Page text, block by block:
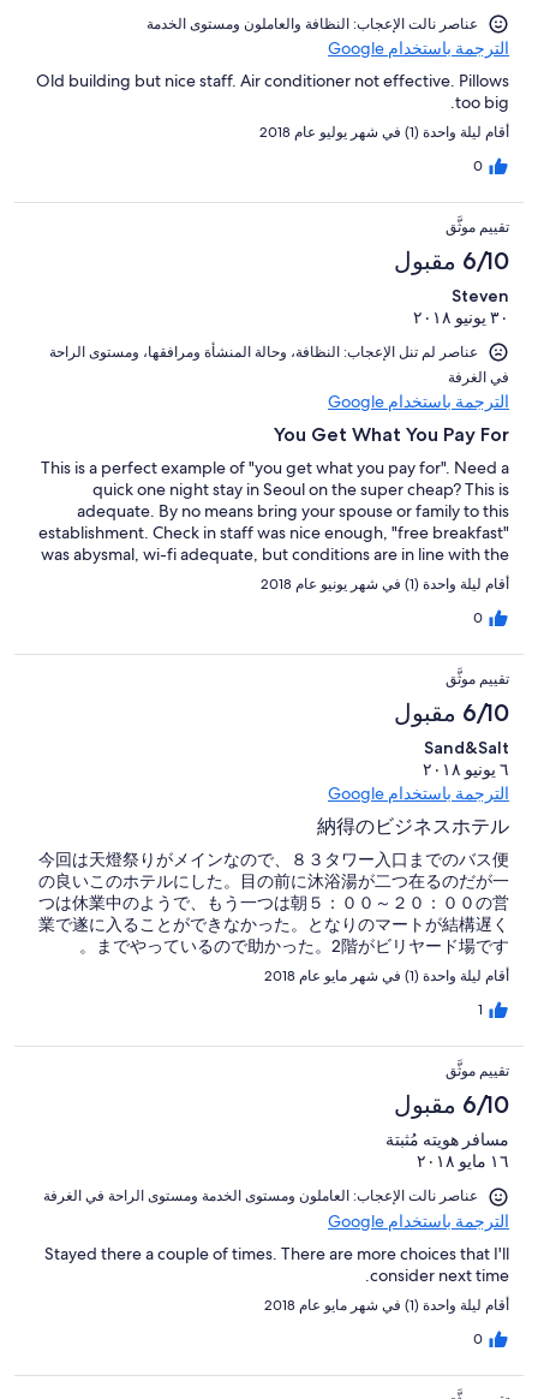
عناصر نالت الإعجاب: ⁦النظافة⁩ و⁦العاملون ومستوى الخدمة⁩
الترجمة باستخدام Google
Old building but nice staff. Air conditioner not effective. Pillows
too big.
أقام ليلة واحدة (1) في شهر يوليو عام 2018
0
تقييم موثَّق
6/10 مقبول
Steven
٣٠ يونيو ٢٠١٨
عناصر لم تنل الإعجاب: ⁦النظافة⁩، و⁦حالة المنشأة ومرافقها⁩، و⁦مستوى الراحة
في الغرفة⁩
الترجمة باستخدام Google
You Get What You Pay For
This is a perfect example of "you get what you pay for". Need a
quick one night stay in Seoul on the super cheap? This is
adequate. By no means bring your spouse or family to this
establishment. Check in staff was nice enough, "free breakfast"
was abysmal, wi-fi adequate, but conditions are in line with the
price.
أقام ليلة واحدة (1) في شهر يونيو عام 2018
0
تقييم موثَّق
6/10 مقبول
Sand&Salt
٦ يونيو ٢٠١٨
الترجمة باستخدام Google
納得のビジネスホテル
今回は天燈祭りがメインなので、８３タワー入口までのバス便
の良いこのホテルにした。目の前に沐浴湯が二つ在るのだが一
つは休業中のようで、もう一つは朝５：００～２０：００の営
業で遂に入ることができなかった。となりのマートが結構遅く
までやっているので助かった。2階がビリヤード場です。
أقام ليلة واحدة (1) في شهر مايو عام 2018
1
تقييم موثَّق
6/10 مقبول
مسافر هويته مُثبتة
١٦ مايو ٢٠١٨
عناصر نالت الإعجاب: ⁦العاملون ومستوى الخدمة⁩ و⁦مستوى الراحة في الغرفة⁩
الترجمة باستخدام Google
Stayed there a couple of times. There are more choices that I'll
consider next time.
أقام ليلة واحدة (1) في شهر مايو عام 2018
0